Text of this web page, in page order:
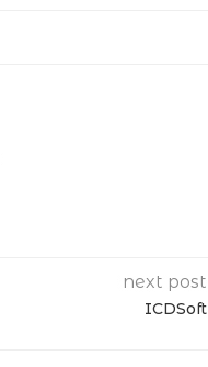
next post
ICDSoft